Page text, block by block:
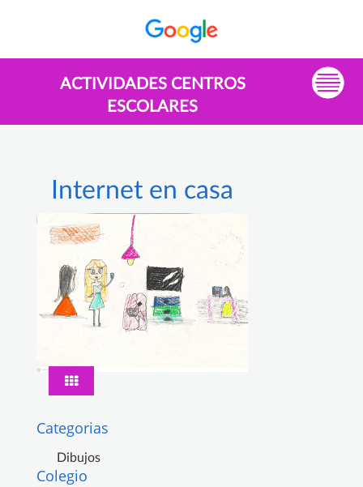
ACTIVIDADES CENTROS
ESCOLARES
Internet en casa
Categorias
Dibujos
Colegio